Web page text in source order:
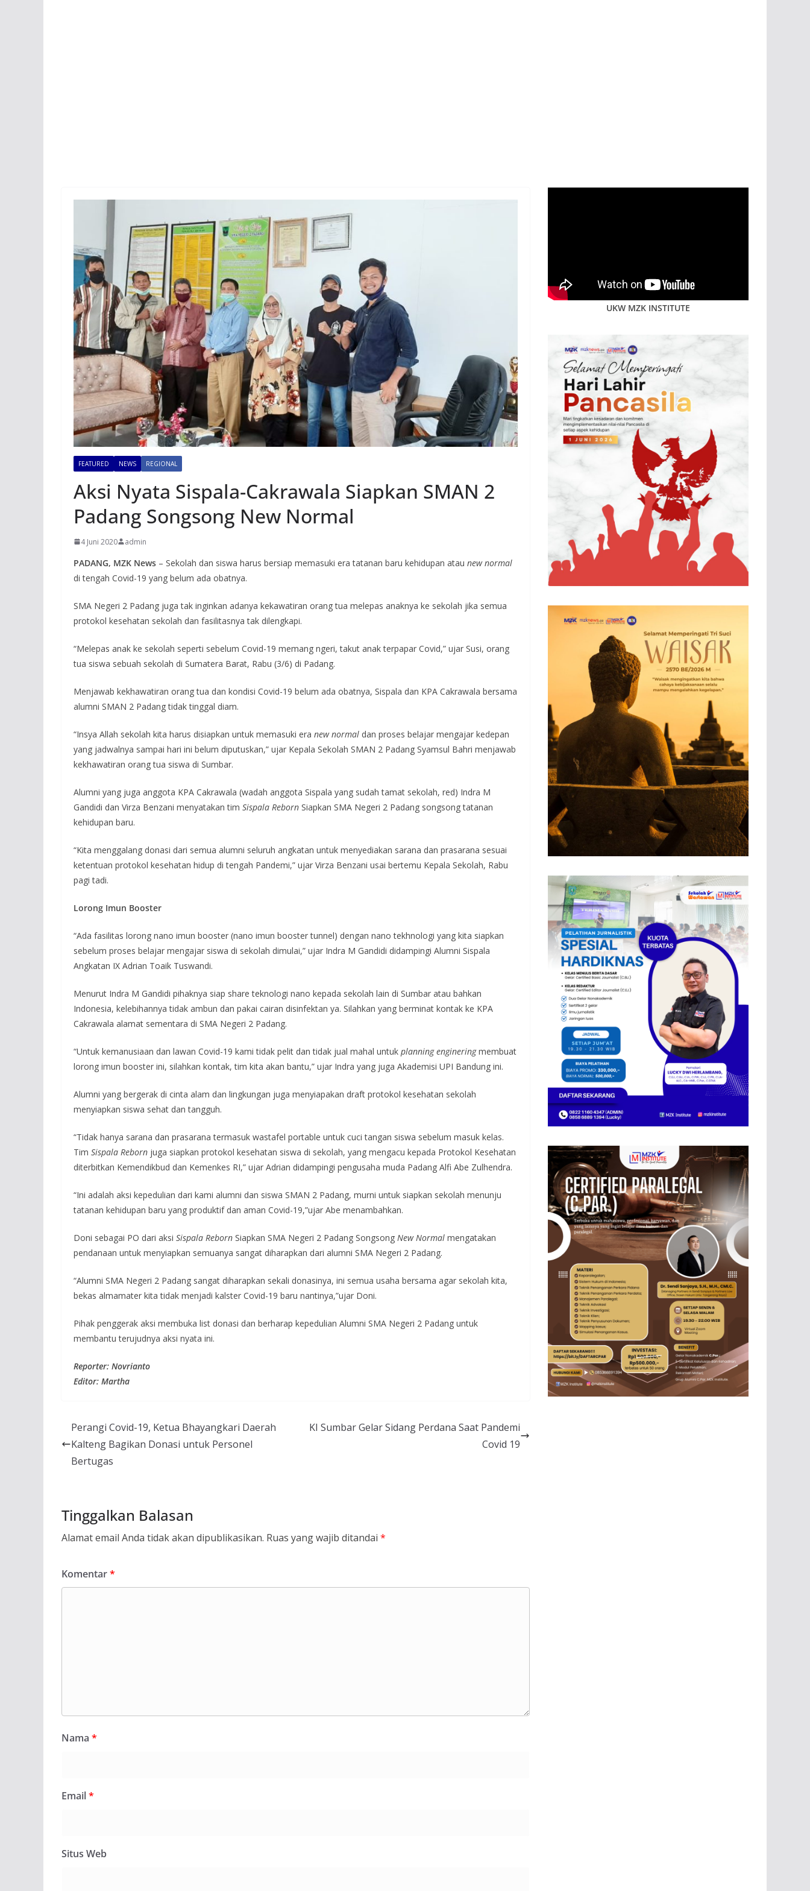
FEATURED NEWS REGIONAL
Aksi Nyata Sispala-Cakrawala Siapkan SMAN 2
Padang Songsong New Normal
4 Juni 2020 admin
PADANG, MZK News – Sekolah dan siswa harus bersiap memasuki era tatanan baru kehidupan atau new normal
di tengah Covid-19 yang belum ada obatnya.
SMA Negeri 2 Padang juga tak inginkan adanya kekawatiran orang tua melepas anaknya ke sekolah jika semua
protokol kesehatan sekolah dan fasilitasnya tak dilengkapi.
“Melepas anak ke sekolah seperti sebelum Covid-19 memang ngeri, takut anak terpapar Covid,” ujar Susi, orang
tua siswa sebuah sekolah di Sumatera Barat, Rabu (3/6) di Padang.
Menjawab kekhawatiran orang tua dan kondisi Covid-19 belum ada obatnya, Sispala dan KPA Cakrawala bersama
alumni SMAN 2 Padang tidak tinggal diam.
“Insya Allah sekolah kita harus disiapkan untuk memasuki era new normal dan proses belajar mengajar kedepan
yang jadwalnya sampai hari ini belum diputuskan,” ujar Kepala Sekolah SMAN 2 Padang Syamsul Bahri menjawab
kekhawatiran orang tua siswa di Sumbar.
Alumni yang juga anggota KPA Cakrawala (wadah anggota Sispala yang sudah tamat sekolah, red) Indra M
Gandidi dan Virza Benzani menyatakan tim Sispala Reborn Siapkan SMA Negeri 2 Padang songsong tatanan
kehidupan baru.
“Kita menggalang donasi dari semua alumni seluruh angkatan untuk menyediakan sarana dan prasarana sesuai
ketentuan protokol kesehatan hidup di tengah Pandemi,” ujar Virza Benzani usai bertemu Kepala Sekolah, Rabu
pagi tadi.
Lorong Imun Booster
“Ada fasilitas lorong nano imun booster (nano imun booster tunnel) dengan nano tekhnologi yang kita siapkan
sebelum proses belajar mengajar siswa di sekolah dimulai,” ujar Indra M Gandidi didampingi Alumni Sispala
Angkatan IX Adrian Toaik Tuswandi.
Menurut Indra M Gandidi pihaknya siap share teknologi nano kepada sekolah lain di Sumbar atau bahkan
Indonesia, kelebihannya tidak ambun dan pakai cairan disinfektan ya. Silahkan yang berminat kontak ke KPA
Cakrawala alamat sementara di SMA Negeri 2 Padang.
“Untuk kemanusiaan dan lawan Covid-19 kami tidak pelit dan tidak jual mahal untuk planning engineringmembuat
lorong imun booster ini, silahkan kontak, tim kita akan bantu,” ujar Indra yang juga Akademisi UPI Bandung ini.
Alumni yang bergerak di cinta alam dan lingkungan juga menyiapakan draft protokol kesehatan sekolah
menyiapkan siswa sehat dan tangguh.
“Tidak hanya sarana dan prasarana termasuk wastafel portable untuk cuci tangan siswa sebelum masuk kelas.
Tim Sispala Reborn juga siapkan protokol kesehatan siswa di sekolah, yang mengacu kepada Protokol Kesehatan
diterbitkan Kemendikbud dan Kemenkes RI,” ujar Adrian didampingi pengusaha muda Padang Alfi Abe Zulhendra.
“Ini adalah aksi kepedulian dari kami alumni dan siswa SMAN 2 Padang, murni untuk siapkan sekolah menunju
tatanan kehidupan baru yang produktif dan aman Covid-19,”ujar Abe menambahkan.
Doni sebagai PO dari aksi Sispala Reborn Siapkan SMA Negeri 2 Padang Songsong New Normal mengatakan
pendanaan untuk menyiapkan semuanya sangat diharapkan dari alumni SMA Negeri 2 Padang.
“Alumni SMA Negeri 2 Padang sangat diharapkan sekali donasinya, ini semua usaha bersama agar sekolah kita,
bekas almamater kita tidak menjadi kalster Covid-19 baru nantinya,”ujar Doni.
Pihak penggerak aksi membuka list donasi dan berharap kepedulian Alumni SMA Negeri 2 Padang untuk
membantu terujudnya aksi nyata ini.
Reporter: Novrianto
Editor: Martha
Perangi Covid-19, Ketua Bhayangkari Daerah
Kalteng Bagikan Donasi untuk Personel
Bertugas
KI Sumbar Gelar Sidang Perdana Saat Pandemi
Covid 19
Tinggalkan Balasan
Alamat email Anda tidak akan dipublikasikan. Ruas yang wajib ditandai *
Komentar*
Nama *
Email*
Situs Web
UKW MZK INSTITUTE